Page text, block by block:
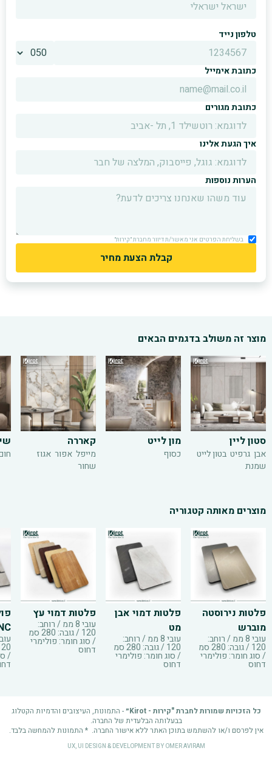
טלפון נייד
כתובת אימייל
כתובת מגורים
איך הגעת אלינו
הערות נוספות
בשליחת הפרטים אני מאשר/ת דיוור מחברת ״קירות״
מוצר זה משולב בדגמים הבאים
סטון ליין
אבן גרפיט בטון לייט
שמנת
מון לייט
כסוף
קאררה
מייפל אפור אגוז
שחור
מוצרים מאותה קטגוריה
פלטות נירוסטה
מוברש
עובי 8 ממ / רוחב:
120 / גובה: 280 סמ
/ סוג חומר: פולימרי
דחוס
פלטות דמוי אבן
מט
עובי 8 ממ / רוחב:
120 / גובה: 280 סמ
/ סוג חומר: פולימרי
דחוס
פלטות דמוי עץ
עובי 8 ממ / רוחב:
120 / גובה: 280 סמ
/ סוג חומר: פולימרי
דחוס /
כל הזכויות שמורות לחברת "קירות - Kirot״
- התמונות, העיצובים והדמיות הקטלוג
בבעלותה הבלעדית של החברה.
אין לפרסם ו/או להשתמש בתוכן האתר ללא אישור החברה. * התמונות להמחשה בלבד.
UX, UI DESIGN & DEVELOPMENT BY OMER AVIRAM